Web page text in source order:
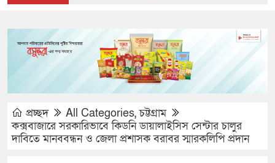
প্রচ্ছদ All Categories,চট্টগ্রাম
কক্সবাজারে সরকারিভাবে কিডনি ডায়ালাইসিস সেন্টার চালুর
দাবিতে মানববন্ধন ও জেলা প্রশাসক বরাবর স্মারকলিপি প্রদান